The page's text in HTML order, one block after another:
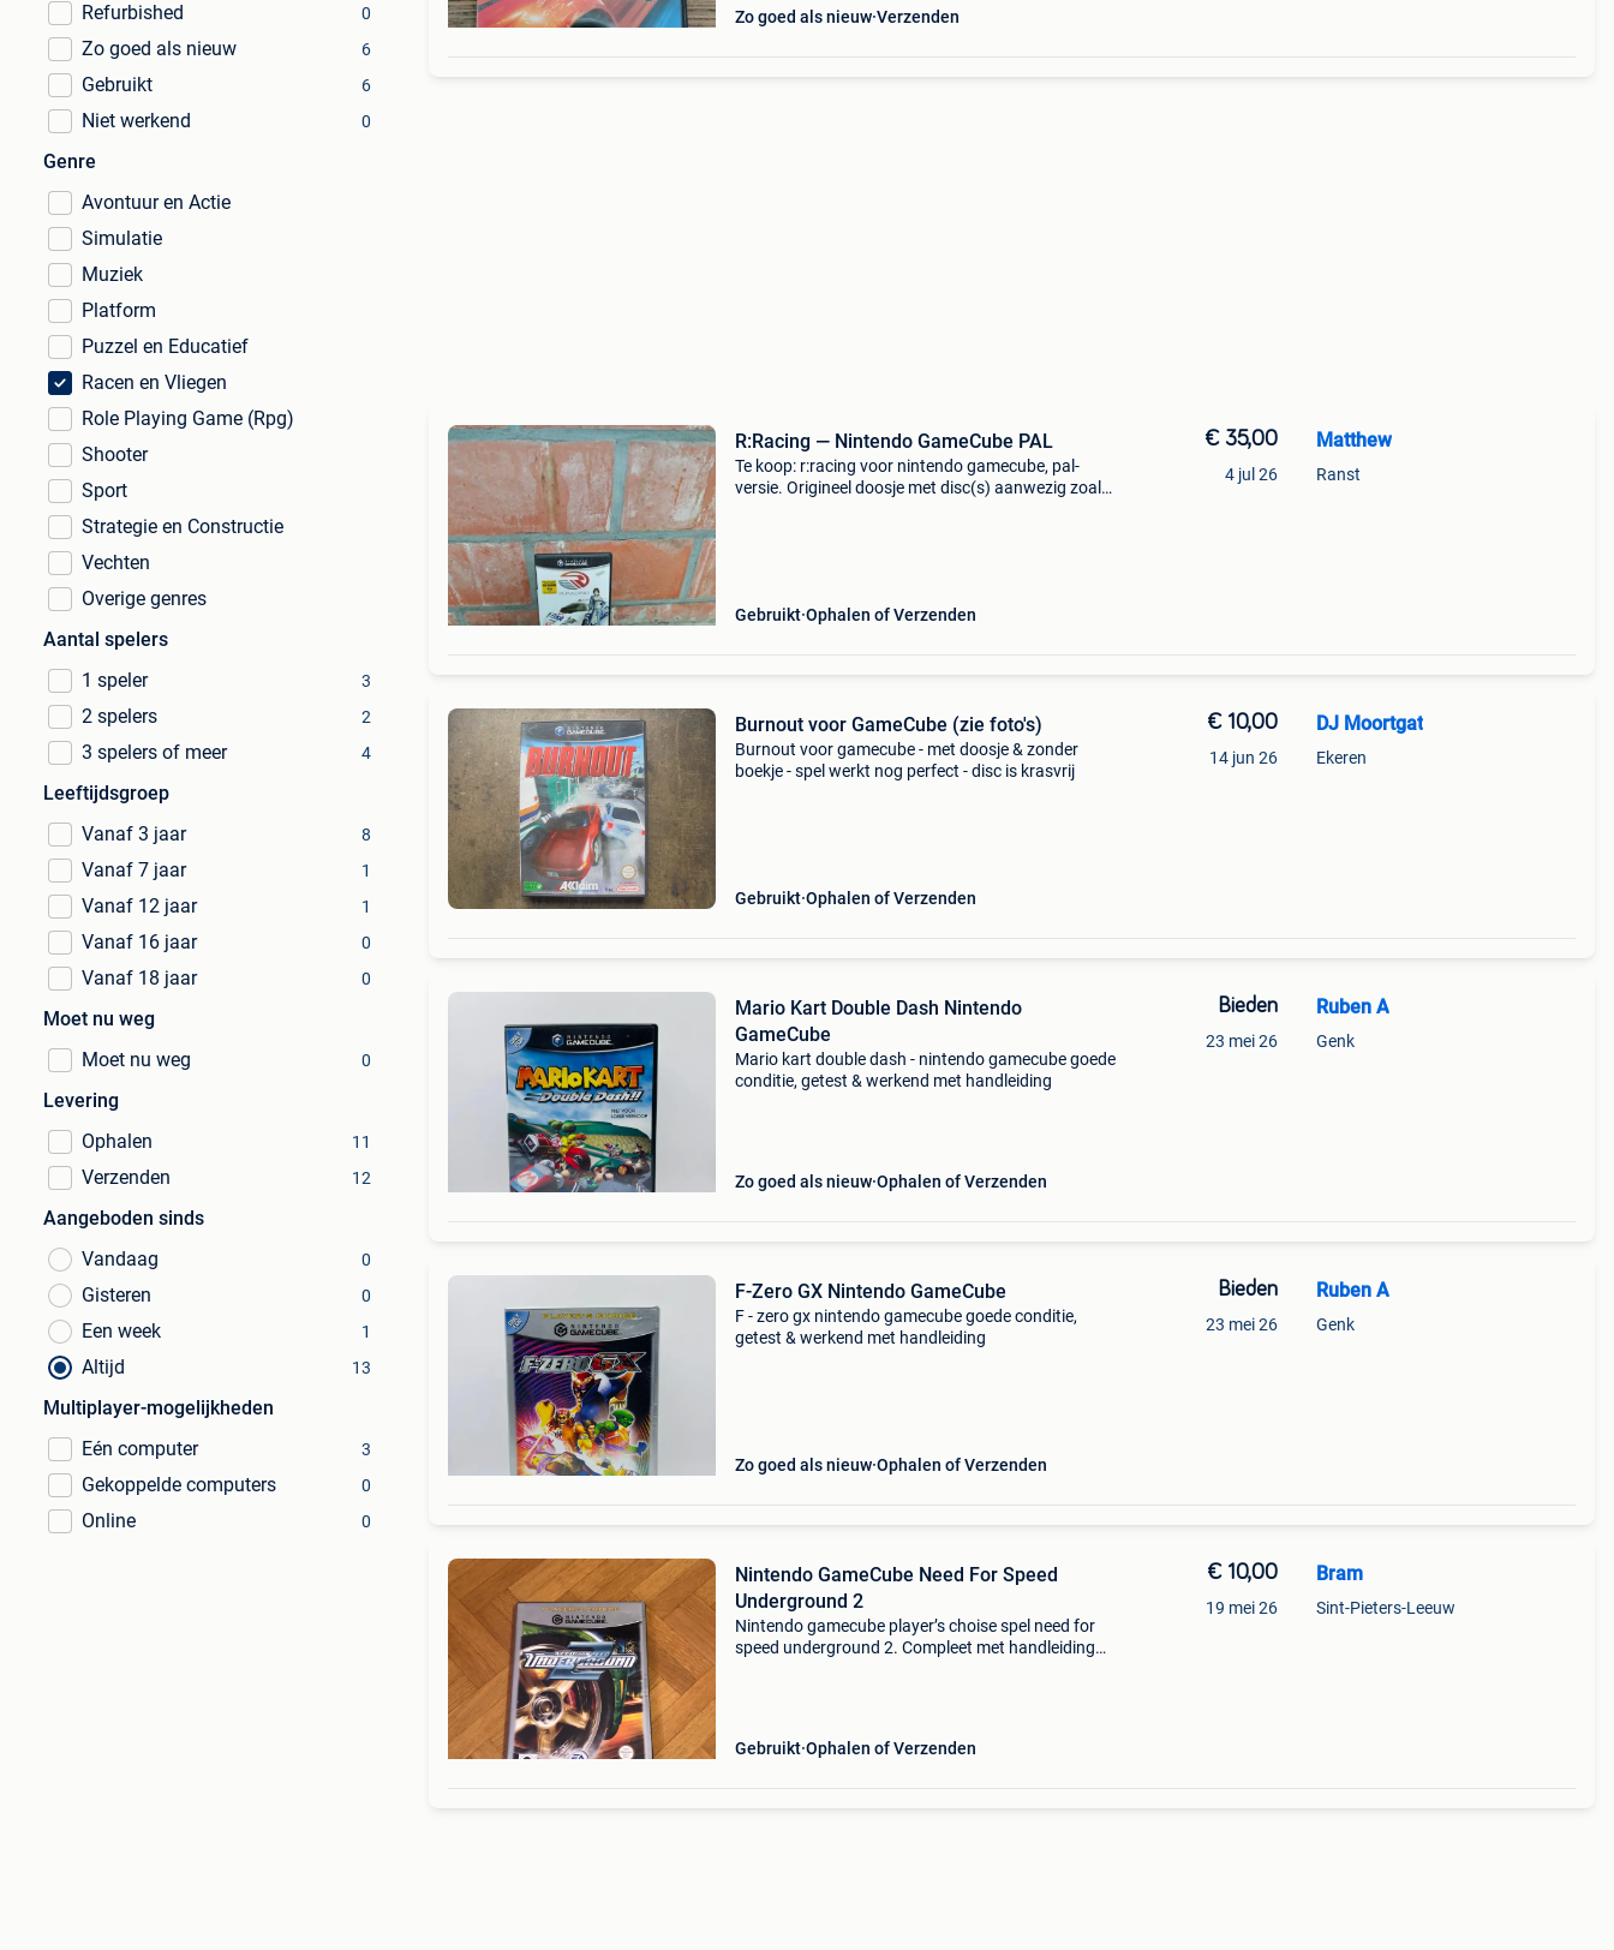
Refurbished 0
Zo goed als nieuw 6
Gebruikt 6
Niet werkend 0
Genre
Avontuur en Actie
Simulatie
Muziek
Platform
Puzzel en Educatief
Racen en Vliegen
Role Playing Game (Rpg)
Shooter
Sport
Strategie en Constructie
Vechten
Overige genres
Aantal spelers
1 speler
3
2 spelers 2
3 spelers of meer 4
Leeftijdsgroep
Vanaf 3 jaar
8
Vanaf 7 jaar 1
Vanaf 12 jaar 1
Vanaf 16 jaar 0
Vanaf 18 jaar 0
Moet nu weg
Moet nu weg
0
Levering
Ophalen
11
Verzenden 12
Aangeboden sinds
Vandaag
0
Gisteren 0
Een week 1
Altijd 13
Multiplayer-mogelijkheden
Eén computer
3
Gekoppelde computers 0
Online 0
Zo goed als nieuw Verzenden
R:Racing — Nintendo GameCube PAL
Te koop: r:racing voor nintendo gamecube, pal-
versie. Origineel doosje met disc(s) aanwezig zoals
Gebruikt Ophalen of Verzenden
€ 35,00
4 jul 26
Matthew
Ranst
Burnout voor GameCube (zie foto's)
Burnout voor gamecube - met doosje & zonder
boekje - spel werkt nog perfect - disc is krasvrij
Gebruikt Ophalen of Verzenden
€ 10,00
14 jun 26
DJ Moortgat
Ekeren
Mario Kart Double Dash Nintendo
GameCube
Mario kart double dash - nintendo gamecube goede
conditie, getest & werkend met handleiding
Zo goed als nieuw Ophalen of Verzenden
Bieden
23 mei 26
Ruben A
Genk
F-Zero GX Nintendo GameCube
F - zero gx nintendo gamecube goede conditie,
getest & werkend met handleiding
Zo goed als nieuw Ophalen of Verzenden
Bieden
23 mei 26
Ruben A
Genk
Nintendo GameCube Need For Speed
Underground 2
Nintendo gamecube player’s choise spel need for
speed underground 2. Compleet met handleiding
Gebruikt Ophalen of Verzenden
€ 10,00
19 mei 26
Bram
Sint-Pieters-Leeuw